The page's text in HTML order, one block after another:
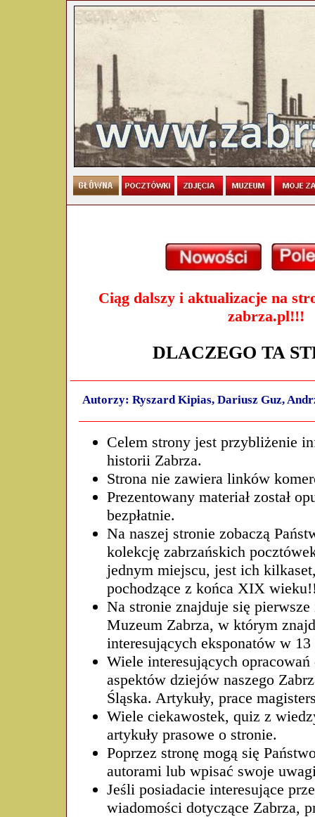
Ciąg dalszy i aktualizacje na
zabrza.pl!!!
DLACZEGO TA
Autorzy: Ryszard Kipias, Dariusz Guz,
Celem strony jest przybliżenie
historii Zabrza.
Strona nie zawiera linków
Prezentowany materiał został
bezpłatnie.
Na naszej stronie zobaczą
kolekcję zabrzańskich
jednym miejscu, jest ich
pochodzące z końca XIX
Na stronie znajduje się
Muzeum Zabrza, w którym
interesujących eksponatów w 13
Wiele interesujących
aspektów dziejów naszego
Śląska. Artykuły, prace
Wiele ciekawostek, quiz z
artykuły prasowe o stronie.
Poprzez stronę mogą się
autorami lub wpisać swoje
Jeśli posiadacie interesujące
wiadomości dotyczące Zabrza,